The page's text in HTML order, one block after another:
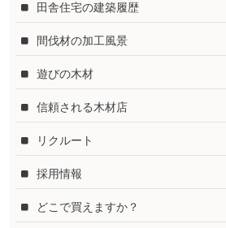
田舎住宅の建築履歴
間伐材の加工風景
遊びの木材
信頼される木材店
リクルート
採用情報
どこで買えますか？